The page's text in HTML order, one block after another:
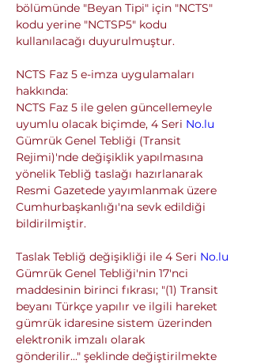
bölümünde "Beyan Tipi" için "NCTS"
kodu yerine "NCTSP5" kodu
kullanılacağı duyurulmuştur.
NCTS Faz 5 e-imza uygulamaları
hakkında:
NCTS Faz 5 ile gelen güncellemeyle
uyumlu olacak biçimde, 4 Seri No.lu
Gümrük Genel Tebliği (Transit
Rejimi)'nde değişiklik yapılmasına
yönelik Tebliğ taslağı hazırlanarak
Resmi Gazetede yayımlanmak üzere
Cumhurbaşkanlığı'na sevk edildiği
bildirilmiştir.
Taslak Tebliğ değişikliği ile 4 Seri No.lu
Gümrük Genel Tebliği'nin 17'nci
maddesinin birinci fıkrası; "(1) Transit
beyanı Türkçe yapılır ve ilgili hareket
gümrük idaresine sistem üzerinden
elektronik imzalı olarak
gönderilir..." şeklinde değiştirilmekte